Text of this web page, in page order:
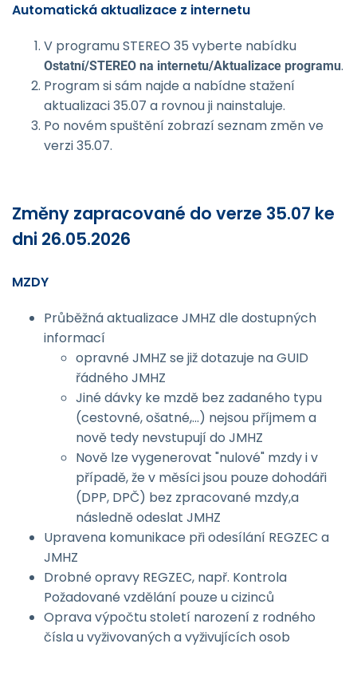
Automatická aktualizace z internetu
V programu STEREO 35 vyberte nabídku
Ostatní/STEREO na internetu/Aktu­alizace programu.
Program si sám najde a nabídne stažení
aktualizaci 35.07 a rovnou ji nainstaluje.
Po novém spuštění zobrazí seznam změn ve
verzi 35.07.
Změny zapracované do verze 35.07 ke
dni 26.05.2026
MZDY
Průběžná aktualizace JMHZ dle dostupných
informací
opravné JMHZ se již dotazuje na GUID
řádného JMHZ
Jiné dávky ke mzdě bez zadaného typu
(cestovné, ošatné,...) nejsou příjmem a
nově tedy nevstupují do JMHZ
Nově lze vygenerovat "nulové" mzdy i v
případě, že v měsíci jsou pouze dohodáři
(DPP, DPČ) bez zpracované mzdy,a
následně odeslat JMHZ
Upravena komunikace při odesílání REGZEC a
JMHZ
Drobné opravy REGZEC, např. Kontrola
Požadované vzdělání pouze u cizinců
Oprava výpočtu století narození z rodného
čísla u vyživovaných a vyživujících osob